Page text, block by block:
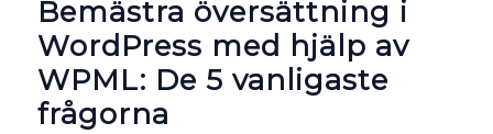
Bemästra översättning i
WordPress med hjälp av
WPML: De 5 vanligaste
frågorna